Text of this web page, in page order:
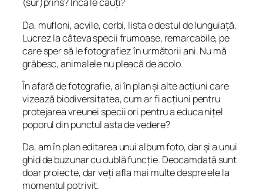
(sur)prins? Încă le cauți?
Da, mufloni, acvile, cerbi, lista e destul de lunguiață.
Lucrez la câteva specii frumoase, remarcabile, pe
care sper să le fotografiez în următorii ani. Nu mă
grăbesc, animalele nu pleacă de acolo.
În afară de fotografie, ai în plan și alte acțiuni care
vizează biodiversitatea, cum ar fi acțiuni pentru
protejarea vreunei specii ori pentru a educa nițel
poporul din punctul asta de vedere?
Da, am în plan editarea unui album foto, darși a unui
ghid de buzunar cu dublă funcție. Deocamdată sunt
doar proiecte, dar veți afla mai multe despre ele la
momentul potrivit.